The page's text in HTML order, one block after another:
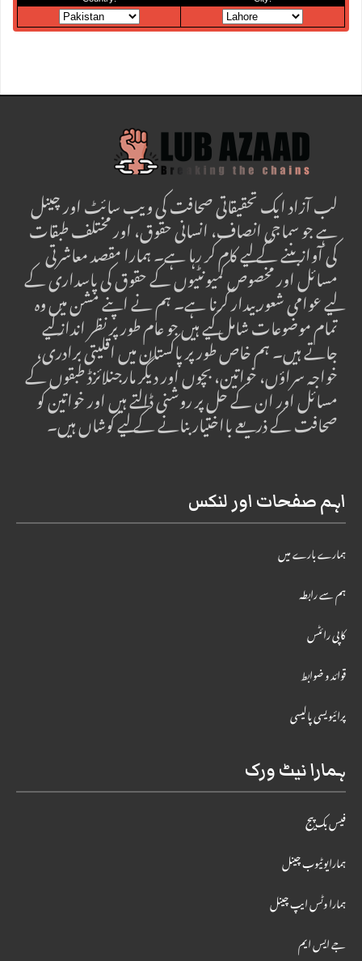
لب آزاد ایک تحقیقاتی صحافت کی ویب سائٹ اور چینل
ہے جو سماجی انصاف، انسانی حقوق، اور مختلف طبقات
کی آواز بننے کے لیے کام کر رہا ہے۔ ہمارا مقصد معاشرتی
مسائل اور مخصوص کمیونٹیوں کے حقوق کی پاسداری کے
لیے عوامی شعور بیدار کرنا ہے۔ ہم نے اپنے مشن میں وہ
تمام موضوعات شامل کیے ہیں جو عام طور پر نظر انداز کیے
جاتے ہیں۔ ہم خاص طور پر پاکستان میں اقلیتی برادری،
خواجہ سراؤں، خواتین، بچوں اور دیگر مارجنلائزڈ طبقوں کے
مسائل اور ان کے حل پر روشنی ڈالتے ہیں اور خواتین کو
صحافت کے ذریعے بااختیار بنانے کے لیے کوشاں ہیں۔
اہم صفحات اور لنکس
ہمارے بارے میں
ہم سے رابطہ
کاپی رائٹس
قوائد و ضوابط
پرائیویسی پالیسی
ہمارا نیٹ ورک
فیس بک پیج
ہمارایوٹیوب چینل
ہمارا وٹس ایپ چینل
جے ایس ایم